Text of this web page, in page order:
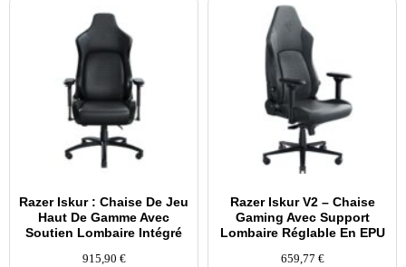
Razer Iskur : Chaise De Jeu
Haut De Gamme Avec
Soutien Lombaire Intégré
915,90 €
Razer Iskur V2 – Chaise
Gaming Avec Support
Lombaire Réglable En EPU
659,77 €